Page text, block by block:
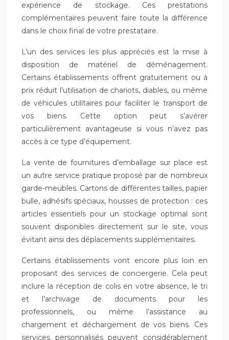
expérience de stockage. Ces prestations
complémentaires peuvent faire toute la différence
dans le choix final de votre prestataire.
L’un des services les plus appréciés est la mise à
disposition de matériel de déménagement.
Certains établissements offrent gratuitement ou à
prix réduit l’utilisation de chariots, diables, ou même
de véhicules utilitaires pour faciliter le transport de
vos biens. Cette option peut s’avérer
particulièrement avantageuse si vous n’avez pas
accès à ce type d’équipement.
La vente de fournitures d’emballage sur place est
un autre service pratique proposé par de nombreux
garde-meubles. Cartons de différentes tailles, papier
bulle, adhésifs spéciaux, housses de protection : ces
articles essentiels pour un stockage optimal sont
souvent disponibles directement sur le site, vous
évitant ainsi des déplacements supplémentaires.
Certains établissements vont encore plus loin en
proposant des services de conciergerie. Cela peut
inclure la réception de colis en votre absence, le tri
et l’archivage de documents pour les
professionnels, ou même l’assistance au
chargement et déchargement de vos biens. Ces
services personnalisés peuvent considérablement